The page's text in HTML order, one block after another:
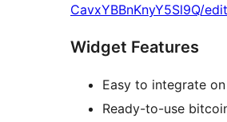
CavxYBBnKnyY5Sl9Q/
Widget Features
Easy to integrate
Ready-to-use